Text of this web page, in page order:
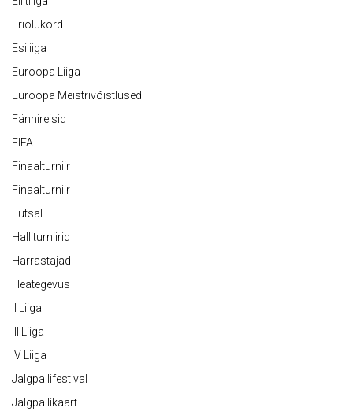
Eriolukord
Esiliiga
Euroopa Liiga
Euroopa Meistrivõistlused
Fännireisid
FIFA
Finaalturniir
Finaalturniir
Futsal
Halliturniirid
Harrastajad
Heategevus
II Liiga
III Liiga
IV Liiga
Jalgpallifestival
Jalgpallikaart